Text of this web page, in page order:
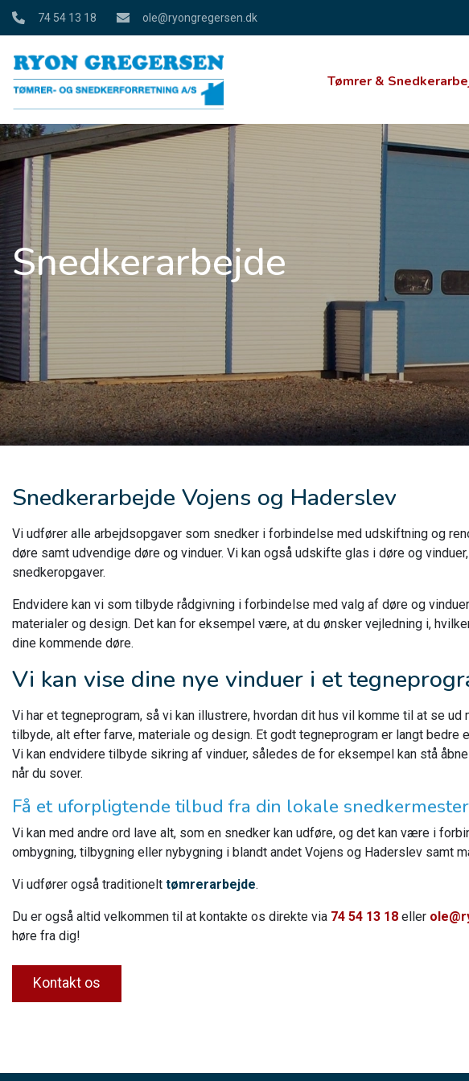
Gå
74 54 13 18 ole@ryongregersen.dk
Tømrer &
Snedkerarbejde
Snedkerarbejde Vojens og Haderslev
Vi udfører alle arbejdsopgaver som snedker i forbindelse med udskiftning og
døre samt udvendige døre og vinduer. Vi kan også udskifte glas i døre og
snedkeropgaver.
Endvidere kan vi som tilbyde rådgivning i forbindelse med valg af døre og
materialer og design. Det kan for eksempel være, at du ønsker vejledning i,
dine kommende døre.
Vi kan vise dine nye vinduer i et
Vi har et tegneprogram, så vi kan illustrere, hvordan dit hus vil komme til at se
tilbyde, alt efter farve, materiale og design. Et godt tegneprogram er langt bedre
Vi kan endvidere tilbyde sikring af vinduer, således de for eksempel kan stå
når du sover.
Få et uforpligtende tilbud fra din lokale snedkermester
Vi kan med andre ord lave alt, som en snedker kan udføre, og det kan være i
ombygning, tilbygning eller nybygning i blandt andet Vojens og Haderslev samt
Vi udfører også traditionelt tømrerarbejde.
Du er også altid velkommen til at kontakte os direkte via 74 54 13 18 eller
høre fra dig!
Kontakt os